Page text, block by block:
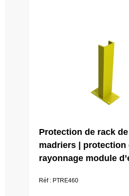
Protection de rack
madriers | protection
rayonnage module
Réf : PTRE460